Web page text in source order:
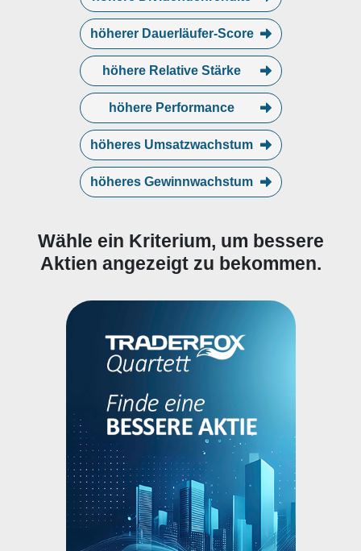
höherer Dauerläufer-Score
höhere Relative Stärke
höhere Performance
höheres Umsatzwachstum
höheres Gewinnwachstum
Wähle ein Kriterium, um bessere
Aktien angezeigt zu bekommen.